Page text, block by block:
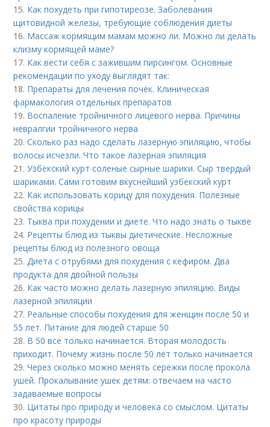
15. Как похудеть при гипотиреозе. Заболевания
щитовидной железы, требующие соблюдения диеты
16. Массаж кормящим мамам можно ли. Можно ли делать
клизму кормящей маме?
17. Как вести себя с зажившим пирсингом. Основные
рекомендации по уходу выглядят так:
18. Препараты для лечения почек. Клиническая
фармакология отдельных препаратов
19. Воспаление тройничного лицевого нерва. Причины
невралгии тройничного нерва
20.Сколько раз надо сделать лазерную эпиляцию, чтобы
волосы исчезли. Что такое лазерная эпиляция
21.Узбекский курт соленые сырные шарики. Сыр твердый
шариками. Сами готовим вкуснейший узбекский курт
22. Как использовать корицу для похудения. Полезные
свойства корицы
23. Тыква при похудении и диете. Что надо знать о тыкве
24. Рецепты блюд из тыквы диетические. Несложные
рецепты блюд из полезного овоща
25.Диета с отрубями для похудения с кефиром. Два
продукта для двойной пользы
26. Как часто можно делать лазерную эпиляцию. Виды
лазерной эпиляции
27. Реальные способы похудения для женщин после 50 и
55 лет. Питание для людей старше 50
28. В 50 все только начинается. Вторая молодость
приходит. Почему жизнь после 50 лет только начинается
29.Через сколько можно менять сережки после прокола
ушей. Прокалывание ушек детям: отвечаем на часто
задаваемые вопросы
30. Цитаты про природу и человека со смыслом. Цитаты
про красоту природы